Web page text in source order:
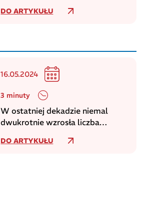
DO ARTYKUŁU
16.05.2024
3 minuty
W ostatniej dekadzie niemal
dwukrotnie wzrosła liczba
DO ARTYKUŁU